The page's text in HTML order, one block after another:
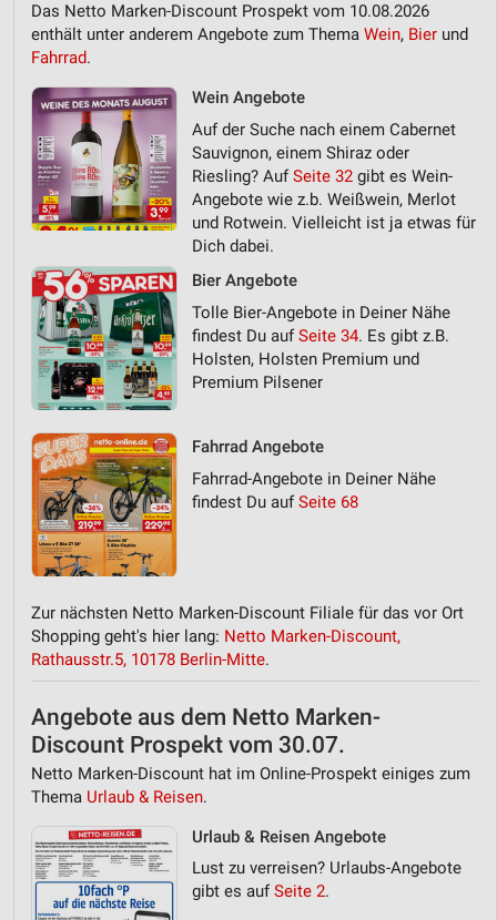
Das Netto Marken-Discount Prospekt vom 10.08.2026
enthält unter anderem Angebote zum Thema Wein, Bier und
Fahrrad.
Wein Angebote
Auf der Suche nach einem Cabernet
Sauvignon, einem Shiraz oder
Riesling? AufSeite 32 gibt es Wein-
Angebote wie z.b. Weißwein, Merlot
und Rotwein. Vielleicht ist ja etwas für
Dich dabei.
Bier Angebote
Tolle Bier-Angebote in Deiner Nähe
findest Du aufSeite 34. Es gibt z.B.
Holsten, Holsten Premium und
Premium Pilsener
Fahrrad Angebote
Fahrrad-Angebote in Deiner Nähe
findest Du aufSeite 68
Zur nächsten Netto Marken-Discount Filiale für das vor Ort
Shopping geht's hier lang: Netto Marken-Discount,
Rathausstr.5, 10178 Berlin-Mitte.
Angebote aus dem Netto Marken-
Discount Prospekt vom 30.07.
Netto Marken-Discount hat im Online-Prospekt einiges zum
Thema Urlaub & Reisen.
Urlaub & Reisen Angebote
Lust zu verreisen? Urlaubs-Angebote
gibt es aufSeite 2.